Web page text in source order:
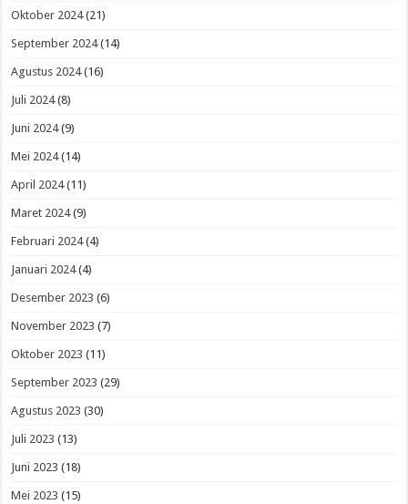
Oktober 2024(21)
September 2024(14)
Agustus 2024(16)
Juli 2024(8)
Juni 2024(9)
Mei 2024(14)
April 2024(11)
Maret 2024(9)
Februari 2024(4)
Januari 2024(4)
Desember 2023 (6)
November 2023 (7)
Oktober 2023 (11)
September 2023 (29)
Agustus 2023 (30)
Juli 2023 (13)
Juni 2023 (18)
Mei 2023 (15)